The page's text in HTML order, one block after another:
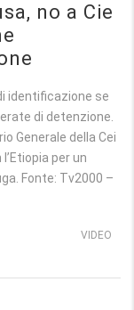
no a Cie
identificazione se
di detenzione.
Generale della Cei
per un
Fonte: Tv2000 –
VIDEO